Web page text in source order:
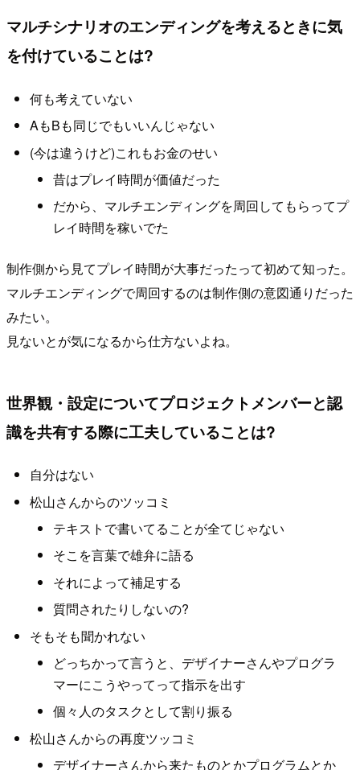
マルチシナリオのエンディングを考えるときに気
を付けていることは?
何も考えていない
AもBも同じでもいいんじゃない
(今は違うけど)これもお金のせい
昔はプレイ時間が価値だった
だから、マルチエンディングを周回してもらってプ
レイ時間を稼いでた
制作側から見てプレイ時間が大事だったって初めて知った。
マルチエンディングで周回するのは制作側の意図通りだった
みたい。
見ないとが気になるから仕方ないよね。
世界観・設定についてプロジェクトメンバーと認
識を共有する際に工夫していることは?
自分はない
松山さんからのツッコミ
テキストで書いてることが全てじゃない
そこを言葉で雄弁に語る
それによって補足する
質問されたりしないの?
そもそも聞かれない
どっちかって言うと、デザイナーさんやプログラ
マーにこうやってって指示を出す
個々人のタスクとして割り振る
松山さんからの再度ツッコミ
デザイナーさんから来たものとかプログラムとか